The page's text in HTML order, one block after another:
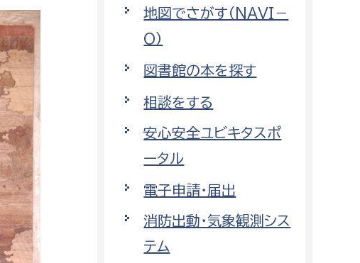
小田原のことを知りたい
イベント・講座などに参加したい
まちづくりに関わりたい
事務所
環境政策課
ゼロカーボン推進課
環境保護課
都市政策課
地図でさがす（NAVI－
O）
図書館の本を探す
相談をする
安心安全ユビキタスポ
ータル
電子申請・届出
消防出動・気象観測シス
テム